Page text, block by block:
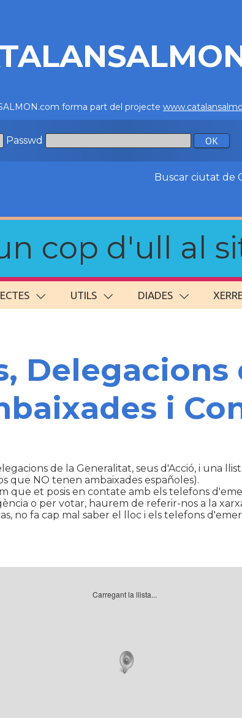
forma part del projecte
Passwd
Buscar ciutat de
cop d'ull al
UTILS DIADES
Delegacions
i
de la Generalitat, seus d'Acció, i una
que NO tenen ambaixades españoles).
que et posis en contate amb els telefons
o per votar, haurem de referir-nos a la
no fa cap mal saber el lloc i els telefons
Carregant la llista...